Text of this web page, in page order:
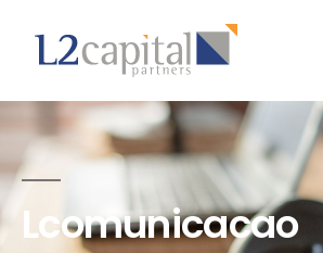
Lcomunicacao